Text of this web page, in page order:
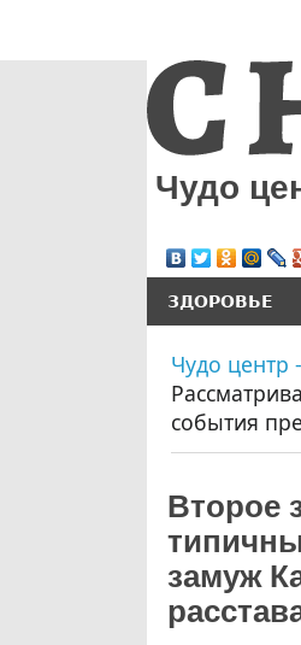
Чудо
ЗДОРОВЬЕ
Чудо центр
события
Второе
замуж